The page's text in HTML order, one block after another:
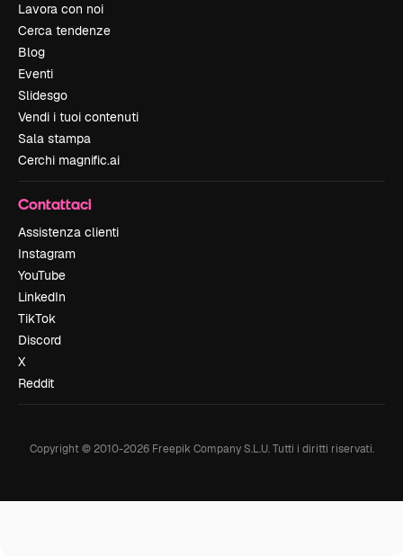
Lavora con noi
Cerca tendenze
Blog
Eventi
Slidesgo
Vendi i tuoi contenuti
Sala stampa
Cerchi magnific.ai
Contattaci
Assistenza clienti
Instagram
YouTube
LinkedIn
TikTok
Discord
X
Reddit
Copyright © 2010-2026Freepik Company S.L.U. Tutti i diritti riservati.